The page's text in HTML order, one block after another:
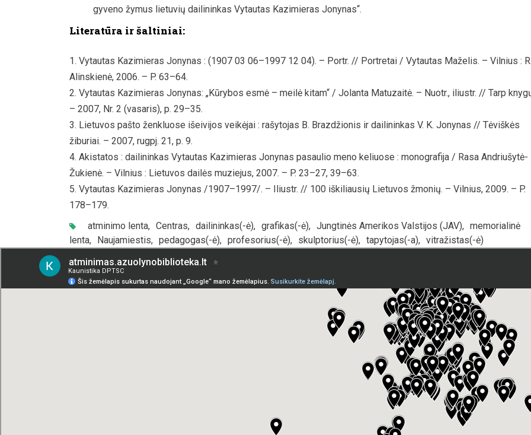
gyveno žymus lietuvių dailininkas Vytautas Kazimieras Jonynas“.
Literatūra ir šaltiniai:
Vytautas Kazimieras Jonynas : (1907 03 06–1997 12 04). – Portr. // Portretai / Vytautas Maželis. – Vilnius : R.
Alinskienė, 2006. – P. 63–64.
Vytautas Kazimieras Jonynas: „Kūrybos esmė – meilė kitam“ / Jolanta Matuzaitė. – Nuotr., iliustr. // Tarp
– 2007, Nr. 2 (vasaris), p. 29–35.
Lietuvos pašto ženkluose išeivijos veikėjai : rašytojas B. Brazdžionis ir dailininkas V. K. Jonynas // Tėviškės
žiburiai. – 2007, rugpj. 21, p. 9.
Akistatos : dailininkas Vytautas Kazimieras Jonynas pasaulio meno keliuose : monografija / Rasa Andriušytė-
Žukienė. – Vilnius : Lietuvos dailės muziejus, 2007. – P. 23–27, 39–63.
Vytautas Kazimieras Jonynas /1907–1997/. – Iliustr. // 100 iškiliausių Lietuvos žmonių. – Vilnius, 2009. – P.
178–179.
atminimo lenta, Centras, dailininkas(-ė), grafikas(-ė), Jungtinės Amerikos Valstijos (JAV), memorialinė
lenta, Naujamiestis, pedagogas(-ė), profesorius(-ė), skulptorius(-ė), tapytojas(-a), vitražistas(-ė)